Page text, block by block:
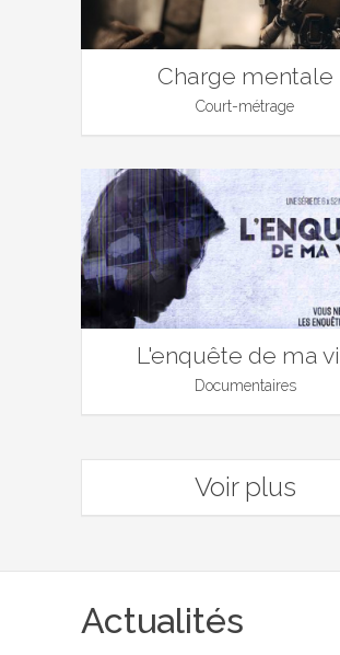
Charge mentale
Court-métrage
L'enquête de ma
Documentaires
Voir plus
Actualités